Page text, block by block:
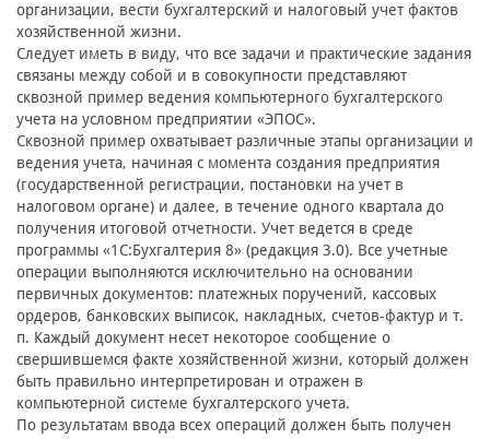
организации, вести бухгалтерский и налоговый учет фактов
хозяйственной жизни.
Следует иметь в виду, что все задачи и практические задания
связаны между собой и в совокупности представляют
сквозной пример ведения компьютерного бухгалтерского
учета на условном предприятии «ЭПОС».
Сквозной пример охватывает различные этапы организации и
ведения учета, начиная с момента создания предприятия
(государственной регистрации, постановки на учет в
налоговом органе) и далее, в течение одного квартала до
получения итоговой отчетности. Учет ведется в среде
программы «1С:Бухгалтерия 8» (редакция 3.0). Все учетные
операции выполняются исключительно на основании
первичных документов: платежных поручений, кассовых
ордеров, банковских выписок, накладных, счетов-фактур и т.
п. Каждый документ несет некоторое сообщение о
свершившемся факте хозяйственной жизни, который должен
быть правильно интерпретирован и отражен в
компьютерной системе бухгалтерского учета.
По результатам ввода всех операций должен быть получен